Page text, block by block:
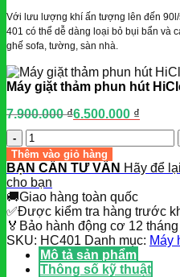
6.500.000 ₫.
Với lưu lượng khí ấn tượng lên đến
401 có thể dễ dàng loại bỏ bụi bẩn và
ghế sofa, tường, sàn nhà.
Máy giặt thảm phun hút
7.900.000₫
Giá
gốc
là:
7.900.000 ₫.
6.500.000 ₫
Giá
hiện
tại
là:
6.500.000 ₫.
Số
lượng
Thêm vào giỏ hàng
BẠN CẦN TƯ VẤN Hãy để
cho bạn
🚚Giao hàng toàn quốc
✅Được kiểm tra hàng trước
🏅 Bảo hành động cơ 12 tháng
SKU: HC401 Danh mục: Máy
Mô tả sản phẩm
Thông số kỹ thuật